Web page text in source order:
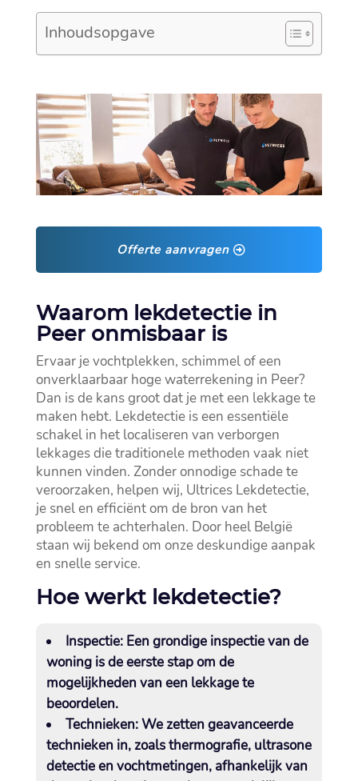
Inhoudsopgave
Offerte aanvragen
Waarom lekdetectie in
Peer onmisbaar is
Ervaar je vochtplekken, schimmel of een
onverklaarbaar hoge waterrekening in Peer?
Dan is de kans groot dat je met een lekkage te
maken hebt.​ Lekdetectie is een essentiële
schakel in het localiseren van verborgen
lekkages die traditionele methoden vaak niet
kunnen vinden.​ Zonder onnodige schade te
veroorzaken, helpen wij, Ultrices Lekdetectie,
je snel en efficiënt om de bron van het
probleem te achterhalen.​ Door heel België
staan wij bekend om onze deskundige aanpak
en snelle service.​
Hoe werkt lekdetectie?
Inspectie:Een grondige inspectie van de
woning is de eerste stap om de
mogelijkheden van een lekkage te
beoordelen.​
Technieken:We zetten geavanceerde
technieken in, zoals thermografie, ultrasone
detectie en vochtmetingen, afhankelijk van